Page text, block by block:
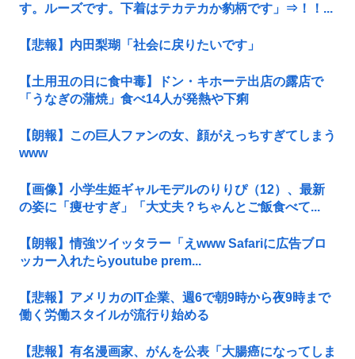
す。ルーズです。下着はテカテカか豹柄です」⇒！！...
【悲報】内田梨瑚「社会に戻りたいです」
【土用丑の日に食中毒】ドン・キホーテ出店の露店で
「うなぎの蒲焼」食べ14人が発熱や下痢
【朗報】この巨人ファンの女、顔がえっちすぎてしまう
www
【画像】小学生姫ギャルモデルのりりぴ（12）、最新
の姿に「痩せすぎ」「大丈夫？ちゃんとご飯食べて...
【朗報】情強ツイッタラー「えwww Safariに広告ブロ
ッカー入れたらyoutube prem...
【悲報】アメリカのIT企業、週6で朝9時から夜9時まで
働く労働スタイルが流行り始める
【悲報】有名漫画家、がんを公表「大腸癌になってしま